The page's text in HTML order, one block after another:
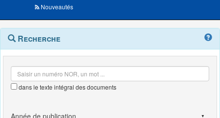
Nouveautés
Navigation
outils
Menu
contextuel
Recherche
dans le texte intégral des documents